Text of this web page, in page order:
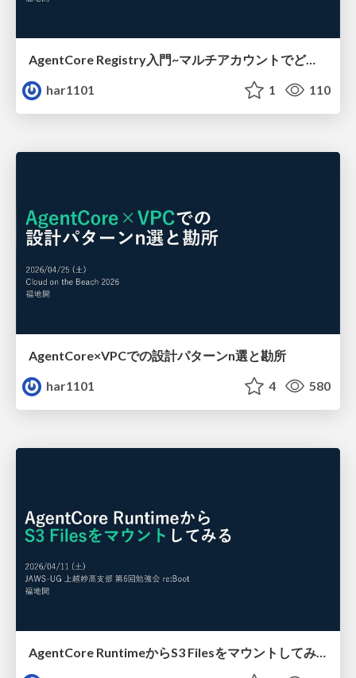
AgentCore Registry入門 ~マルチアカウントでどう使うの~
har1101
1 110
AgentCore×VPCでの設計パターンn選と勘所
har1101
4 580